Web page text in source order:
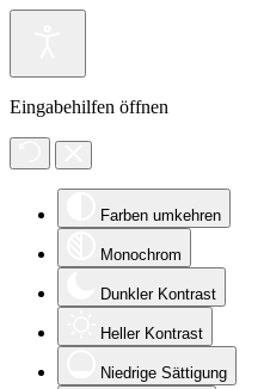
Eingabehilfen öffnen
Farben umkehren
Monochrom
Dunkler Kontrast
Heller Kontrast
Niedrige Sättigung